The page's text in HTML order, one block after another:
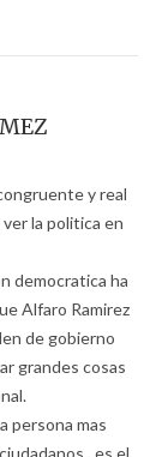
y real
la politica en
democratica ha
Alfaro Ramirez
de gobierno
grandes cosas
persona mas